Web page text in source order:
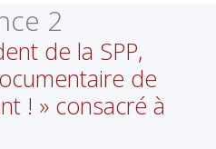
2
de la SPP,
de
! » consacré à